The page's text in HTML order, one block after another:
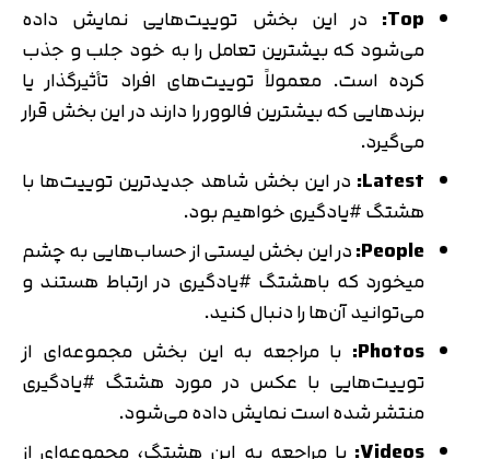
Top:
در این بخش توییت‌هایی نمایش داده
می‌شود که بیشترین تعامل را به خود جلب و جذب
کرده است. معمولاً توییت‌های افراد تأثیرگذار یا
برندهایی که بیشترین فالوور را دارند در این بخش قرار
می‌گیرد.
Latest: در این بخش شاهد جدیدترین توییت‌ها با
هشتگ #یادگیری خواهیم بود.
People: در این بخش لیستی از حساب‌هایی به چشم
می‎خورد که باهشتگ #یادگیری در ارتباط هستند و
می‌توانید آن‌ها را دنبال کنید.
Photos: با مراجعه به این بخش مجموعه‌ای از
توییت‌هایی با عکس در مورد هشتگ #یادگیری
منتشر شده است نمایش داده می‌شود.